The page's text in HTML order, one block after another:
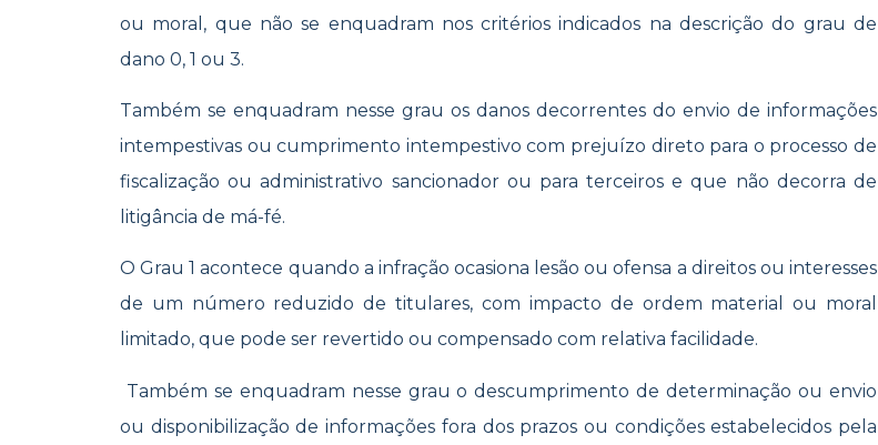
ou moral, que não se enquadram nos critérios indicados na descrição do grau de
dano 0, 1 ou 3.
Também se enquadram nesse grau os danos decorrentes do envio de informações
intempestivas ou cumprimento intempestivo com prejuízo direto para o processo de
fiscalização ou administrativo sancionador ou para terceiros e que não decorra de
litigância de má-fé.
O Grau 1 acontece quando a infração ocasiona lesão ou ofensa a direitos ou interesses
de um número reduzido de titulares, com impacto de ordem material ou moral
limitado, que pode ser revertido ou compensado com relativa facilidade.
Também se enquadram nesse grau o descumprimento de determinação ou envio
ou disponibilização de informações fora dos prazos ou condições estabelecidos pela